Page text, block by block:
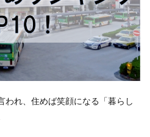
われ、住めば笑顔になる「暮らし